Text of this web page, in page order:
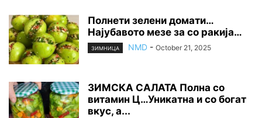
Полнети зелени домати…
Најубавото мезе за со ракија…
ЗИМНИЦА NMD - October 21, 2025
ЗИМСКА САЛАТА Полна со
витамин Ц…Уникатна и со богат
вкус, а...